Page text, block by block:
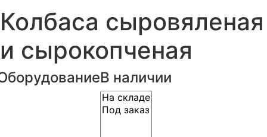
Колбаса сыровяленая
и сырокопченая
В наличии